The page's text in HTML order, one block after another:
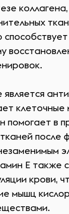
клеточные
помогает в
после
Е также
крови,
мышц